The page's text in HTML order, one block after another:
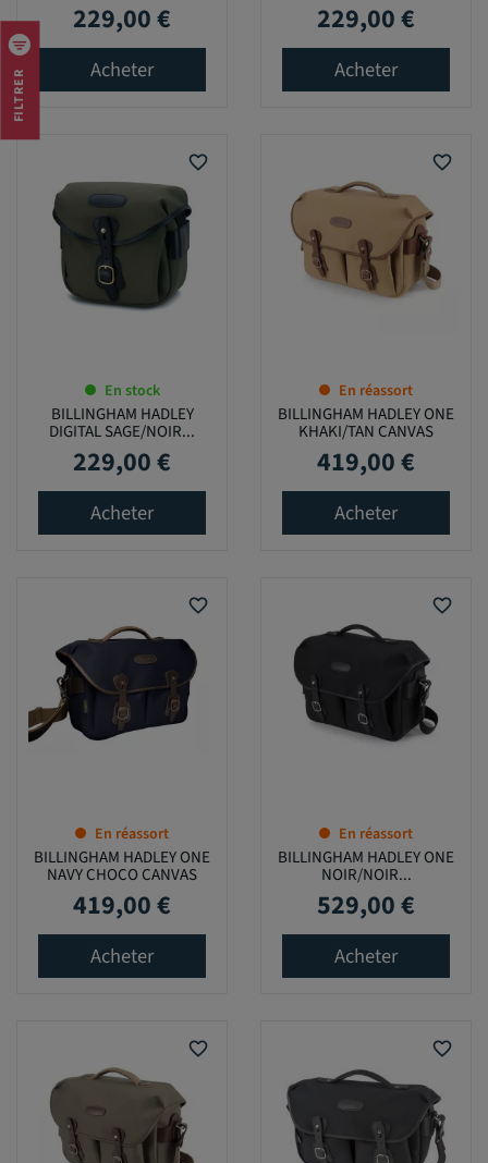
FILTRER
Prix
229,00 €
Acheter
Prix
229,00 €
Acheter
favorite_border
En stock
BILLINGHAM HADLEY
DIGITAL SAGE/NOIR...
Prix
229,00 €
Acheter
favorite_border
En réassort
BILLINGHAM HADLEY ONE
KHAKI/TAN CANVAS
Prix
419,00 €
Acheter
favorite_border
En réassort
BILLINGHAM HADLEY ONE
NAVY CHOCO CANVAS
Prix
419,00 €
Acheter
favorite_border
En réassort
BILLINGHAM HADLEY ONE
NOIR/NOIR...
Prix
529,00 €
Acheter
favorite_border favorite_border